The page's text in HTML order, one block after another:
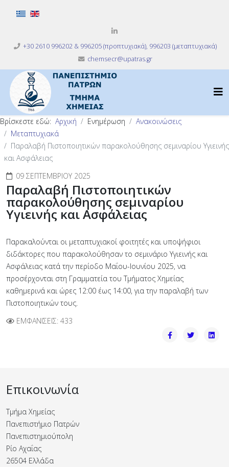
Επιλέξτε τη γλώσσα σας
+30 2610 996202 & 996205 (προπτυχιακά), 996203 (μεταπτυχιακά)
chemsecr@upatras.gr
Βρίσκεστε εδώ: Αρχική Ενημέρωση
Ανακοινώσεις
Μεταπτυχιακά
Παραλαβή Πιστοποιητικών παρακολούθησης σεμιναρίου Υγιεινής
και Ασφάλειας
09 ΣΕΠΤΕΜΒΡΊΟΥ 2025
Παραλαβή Πιστοποιητικών
παρακολούθησης σεμιναρίου
Υγιεινής και Ασφάλειας
Παρακαλούνται οι μεταπτυχιακοί φοιτητές και υποψήφιοι
διδάκτορες που παρακολούθησαν το σεμινάριο Υγιεινής και
Ασφάλειας κατά την περίοδο Μαΐου-Ιουνίου 2025, να
προσέρχονται στη Γραμματεία του Τμήματος Χημείας
καθημερινά και ώρες 12:00 έως 14:00, για την παραλαβή των
Πιστοποιητικών τους.
ΕΜΦΑΝΊΣΕΙΣ: 433
Επικοινωνία
Τμήμα Χημείας
Πανεπιστήμιο Πατρών
Πανεπιστημιούπολη
Ρίο Αχαΐας
26504 Ελλάδα